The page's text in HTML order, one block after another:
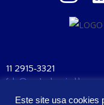
11 2915-3321
fale@santaclara.ind.br
Este site usa cookies